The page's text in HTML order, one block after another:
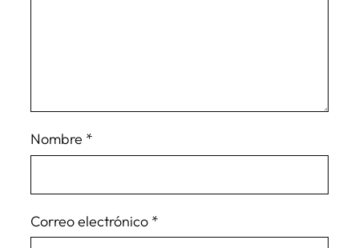
Nombre *
Correo electrónico *